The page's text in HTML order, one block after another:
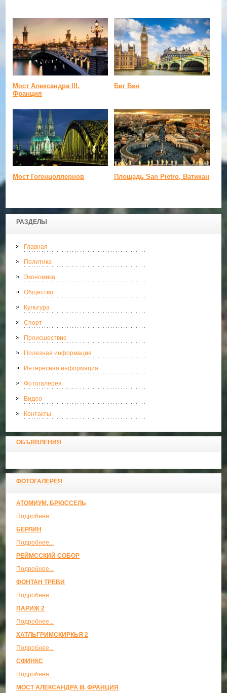
РАЗДЕЛЫ
Главная
Политика
Экономика
Общество
Культура
Спорт
Происшествие
Полезная информация
Интересная информация
Фотогалерея
Видео
Контакты
ОБЪЯВЛЕНИЯ
ФОТОГАЛЕРЕЯ
АТОМИУМ, БРЮССЕЛЬ
Подробнее...
БЕРЛИН
Подробнее...
РЕЙМССКИЙ СОБОР
Подробнее...
ФОНТАН ТРЕВИ
Подробнее...
ПАРИЖ 2
Подробнее...
ХАТЛЬГРИМСКИРКЬЯ 2
Подробнее...
СФИНКС
Подробнее...
МОСТ АЛЕКСАНДРА III, ФРАНЦИЯ
Мост Александра III,
Франция
Биг Бен
Мост Гогенцоллернов Площадь San Pietro, Ватикан